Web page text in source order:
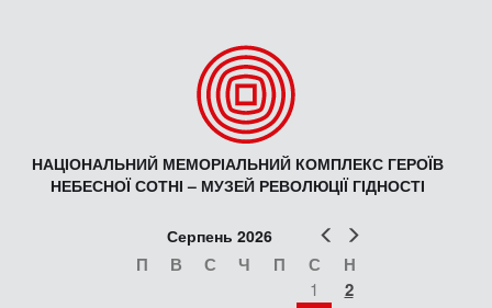
НАЦІОНАЛЬНИЙ МЕМОРІАЛЬНИЙ КОМПЛЕКС ГЕРОЇВ
НЕБЕСНОЇ СОТНІ – МУЗЕЙ РЕВОЛЮЦІЇ ГІДНОСТІ
Попер
Серпень 2026
П В С Ч П С Н
1 2